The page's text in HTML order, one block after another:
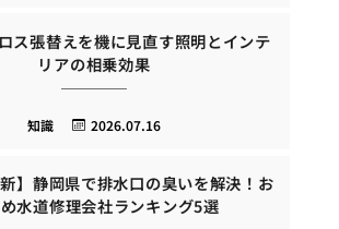
ス張替えを機に見直す照明とインテ
リアの相乗効果
2026.07.16
知識
新】静岡県で排水口の臭いを解決！お
水道修理会社ランキング5選